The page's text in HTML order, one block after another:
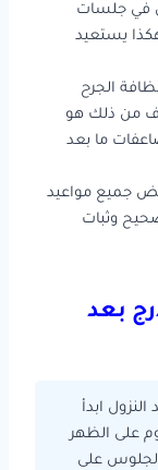
في جلسات
يستعيد
الجرح
من ذلك هو
ما بعد
جميع مواعيد
وثبات
بعد
ابدأ
على الظهر
على